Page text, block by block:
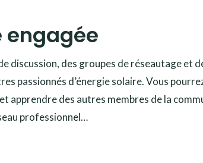
engagée
discussion, des groupes de réseautage et
passionnés d’énergie solaire. Vous
apprendre des autres membres de la
professionnel…